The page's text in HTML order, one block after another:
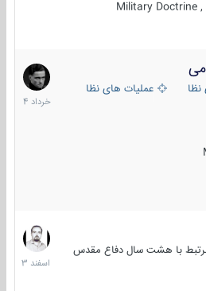
Military
ایرانعملیات های نظامی خارجی
5
خرداد
1404
با هشت سال دفاع مقدس
20
اسفند
1403